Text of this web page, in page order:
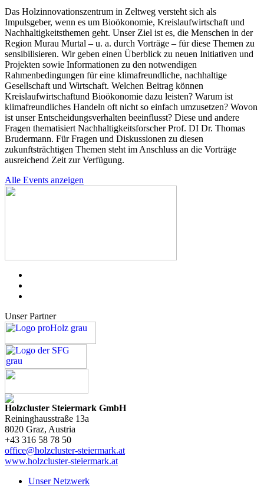
Das Holzinnovationszentrum in Zeltweg versteht sich als
Impulsgeber, wenn es um Bioökonomie, Kreislaufwirtschaft und
Nachhaltigkeitsthemen geht. Unser Ziel ist es, die Menschen in der
Region Murau Murtal – u. a. durch Vorträge – für diese Themen zu
sensibilisieren. Wir geben einen Überblick zu neuen Initiativen und
Projekten sowie Informationen zu den notwendigen
Rahmenbedingungen für eine klimafreundliche, nachhaltige
Gesellschaft und Wirtschaft. Welchen Beitrag können
Kreislaufwirtschaftund Bioökonomie dazu leisten? Warum ist
klimafreundliches Handeln oft nicht so einfach umzusetzen? Wovon
ist unser Entscheidungsverhalten beeinflusst? Diese und andere
Fragen thematisiert Nachhaltigkeitsforscher Prof. DI Dr. Thomas
Brudermann. Für Fragen und Diskussionen zu diesen
zukunftsträchtigen Themen steht im Anschluss an die Vorträge
ausreichend Zeit zur Verfügung.
Alle Events anzeigen
Unser Partner
Holzcluster Steiermark GmbH
Reininghausstraße 13a
8020 Graz, Austria
+43 316 58 78 50
office@holzcluster-steiermark.at
www.holzcluster-steiermark.at
Unser Netzwerk